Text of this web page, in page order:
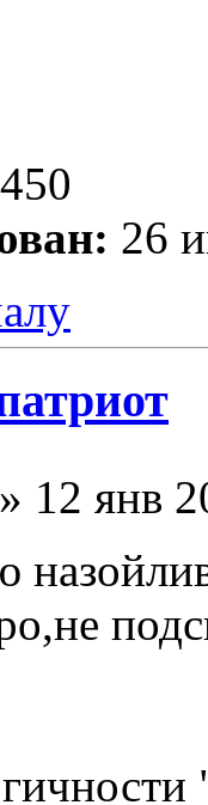
450
26
» 12 янв